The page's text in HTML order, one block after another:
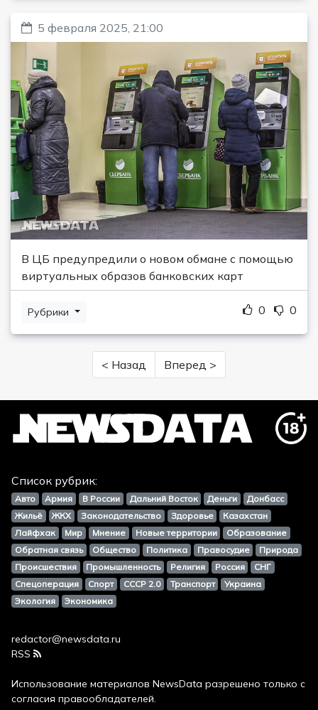
5 февраля 2025, 21:00
В ЦБ предупредили о новом обмане с помощью
виртуальных образов банковских карт
Рубрики 0 0
< Назад Вперед >
Список рубрик:
Авто Армия В России Дальний Восток Деньги
Донбасс
Жильё
ЖКХ Законодательство Здоровье
Казахстан
Лайфхак
Мир Мнение Новые территории
Образование
Обратная связь
Общество Политика Правосудие
Природа
Происшествия
Промышленность Религия Россия
СНГ
Спецоперация
Спорт СССР 2.0 Транспорт
Украина
Экология
Экономика
redactor@newsdata.ru
RSS
Использование материалов NewsData разрешено только с
согласия правообладателей.